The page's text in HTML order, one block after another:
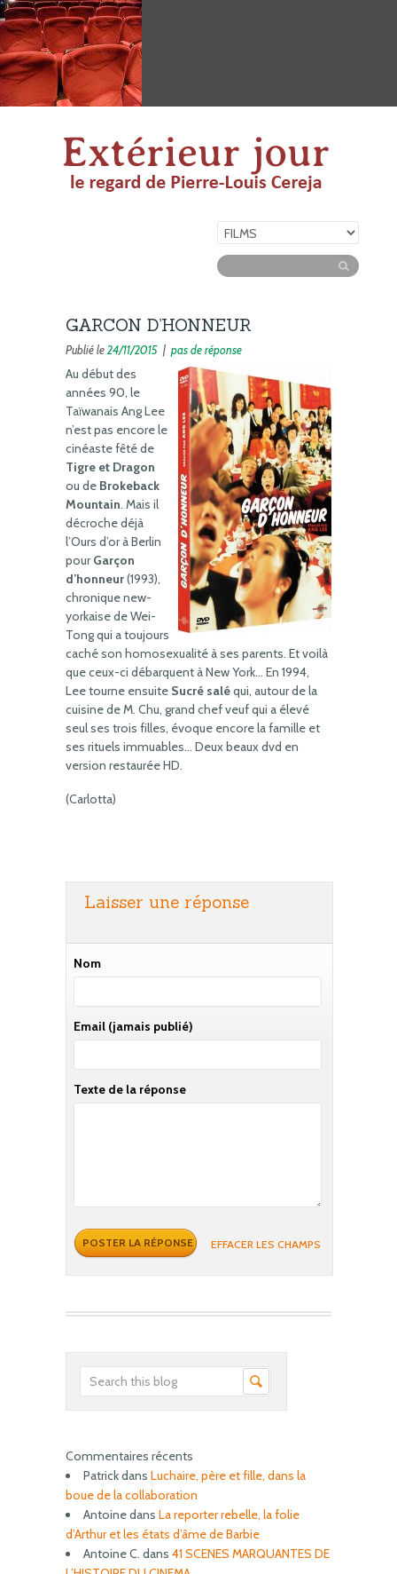
GARCON D’HONNEUR
Publié le24/11/2015 | pas de réponse
Au début des
années 90, le
Taïwanais Ang Lee
n’est pas encore le
cinéaste fêté de
Tigre et Dragon
ou de Brokeback
Mountain. Mais il
décroche déjà
l’Ours d’or à Berlin
pourGarçon
d’honneur(1993),
chronique new-
yorkaise de Wei-
Tong qui a toujours
caché son homosexualité à ses parents. Et voilà
que ceux-ci débarquent à New York… En 1994,
Lee tourne ensuite Sucré saléqui, autour de la
cuisine de M. Chu, grand chef veuf qui a élevé
seul ses trois filles, évoque encore la famille et
ses rituels immuables… Deux beaux dvd en
version restaurée HD.
(Carlotta)
Laisser une réponse
Nom
Email (jamais publié)
Texte de la réponse
EFFACER LES CHAMPS
Commentaires récents
Patrickdans Luchaire, père et fille, dans la
boue de la collaboration
Antoinedans La reporter rebelle, la folie
d’Arthur et les états d’âme de Barbie
Antoine C. dans 41 SCENES MARQUANTES DE